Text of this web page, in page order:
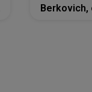
Berkovich,